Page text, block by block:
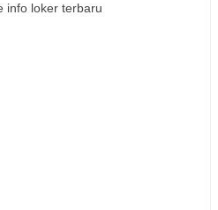
info loker terbaru